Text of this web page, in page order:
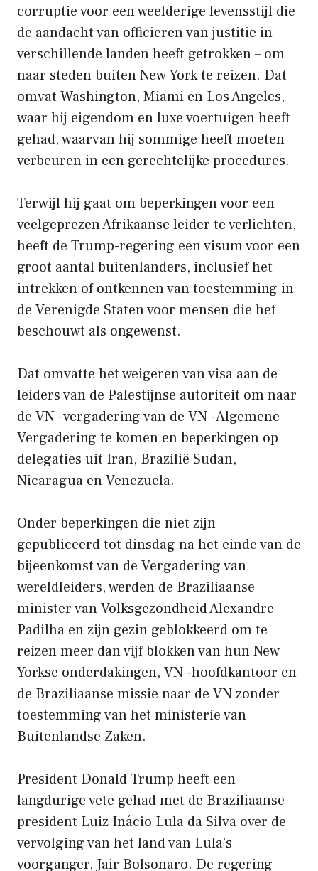
corruptie voor een weelderige levensstijl die
de aandacht van officieren van justitie in
verschillende landen heeft getrokken – om
naar steden buiten New York te reizen. Dat
omvat Washington, Miami en Los Angeles,
waar hij eigendom en luxe voertuigen heeft
gehad, waarvan hij sommige heeft moeten
verbeuren in een gerechtelijke procedures.
Terwijl hij gaat om beperkingen voor een
veelgeprezen Afrikaanse leider te verlichten,
heeft de Trump-regering een visum voor een
groot aantal buitenlanders, inclusief het
intrekken of ontkennen van toestemming in
de Verenigde Staten voor mensen die het
beschouwt als ongewenst.
Dat omvatte het weigeren van visa aan de
leiders van de Palestijnse autoriteit om naar
de VN -vergadering van de VN -Algemene
Vergadering te komen en beperkingen op
delegaties uit Iran, Brazilië Sudan,
Nicaragua en Venezuela.
Onder beperkingen die niet zijn
gepubliceerd tot dinsdag na het einde van de
bijeenkomst van de Vergadering van
wereldleiders, werden de Braziliaanse
minister van Volksgezondheid Alexandre
Padilha en zijn gezin geblokkeerd om te
reizen meer dan vijf blokken van hun New
Yorkse onderdakingen, VN -hoofdkantoor en
de Braziliaanse missie naar de VN zonder
toestemming van het ministerie van
Buitenlandse Zaken.
President Donald Trump heeft een
langdurige vete gehad met de Braziliaanse
president Luiz Inácio Lula da Silva over de
vervolging van het land van Lula’s
voorganger, Jair Bolsonaro. De regering